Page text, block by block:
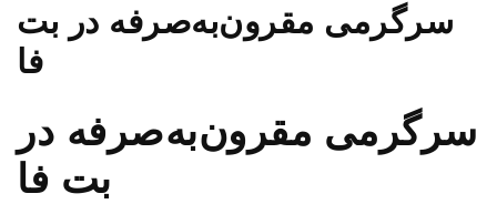
سرگرمی مقرون‌به‌صرفه در بت
فا
سرگرمی مقرون‌به‌صرفه در
بت فا